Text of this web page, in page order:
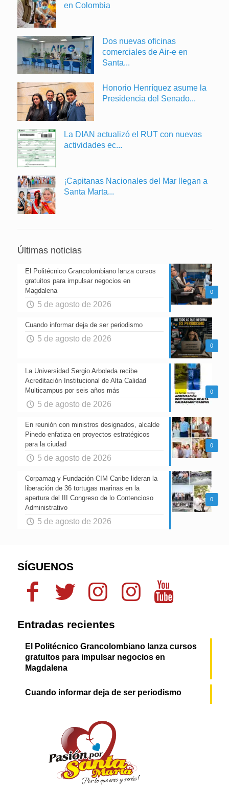
en Colombia
Dos nuevas oficinas
comerciales de Air-e en
Santa...
Honorio Henríquez asume la
Presidencia del Senado...
La DIAN actualizó el RUT con nuevas
actividades ec...
¡Capitanas Nacionales del Mar llegan a
Santa Marta...
Últimas noticias
0
El Politécnico Grancolombiano lanza cursos
gratuitos para impulsar negocios en
Magdalena
5 de agosto de 2026
0
Cuando informar deja de ser periodismo
5 de agosto de 2026
0
La Universidad Sergio Arboleda recibe
Acreditación Institucional de Alta Calidad
Multicampus por seis años más
5 de agosto de 2026
0
En reunión con ministros designados, alcalde
Pinedo enfatiza en proyectos estratégicos
para la ciudad
5 de agosto de 2026
0
Corpamag y Fundación CIM Caribe lideran la
liberación de 36 tortugas marinas en la
apertura del III Congreso de lo Contencioso
Administrativo
5 de agosto de 2026
SÍGUENOS
Entradas recientes
El Politécnico Grancolombiano lanza cursos
gratuitos para impulsar negocios en
Magdalena
Cuando informar deja de ser periodismo